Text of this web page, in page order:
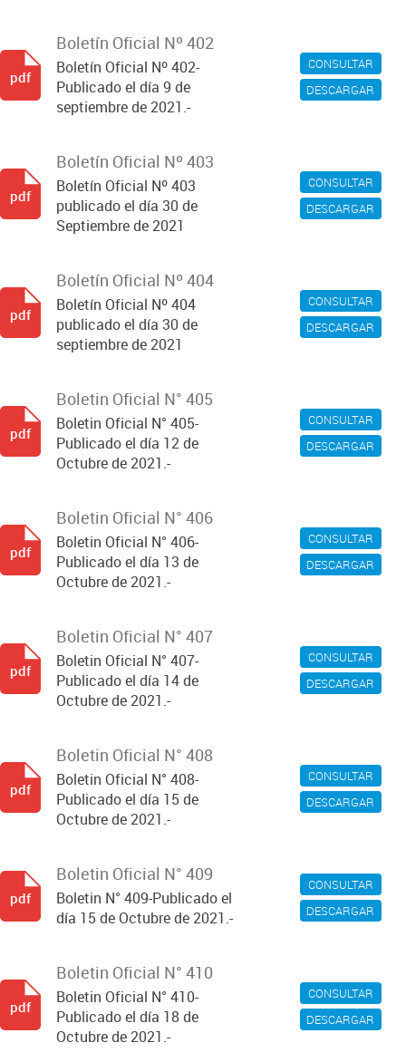
CONSULTAR
DESCARGAR
Boletín Oficial Nº 402
Boletín Oficial Nº 402-
Publicado el día 9 de
septiembre de 2021.-
pdf
CONSULTAR
DESCARGAR
Boletín Oficial Nº 403
Boletín Oficial Nº 403
publicado el día 30 de
Septiembre de 2021
pdf
CONSULTAR
DESCARGAR
Boletín Oficial Nº 404
Boletín Oficial Nº 404
publicado el día 30 de
septiembre de 2021
pdf
CONSULTAR
DESCARGAR
Boletin Oficial N° 405
Boletin Oficial N° 405-
Publicado el día 12 de
Octubre de 2021.-
pdf
CONSULTAR
DESCARGAR
Boletin Oficial N° 406
Boletin Oficial N° 406-
Publicado el día 13 de
Octubre de 2021.-
pdf
CONSULTAR
DESCARGAR
Boletin Oficial N° 407
Boletin Oficial N° 407-
Publicado el día 14 de
Octubre de 2021.-
pdf
CONSULTAR
DESCARGAR
Boletin Oficial N° 408
Boletin Oficial N° 408-
Publicado el día 15 de
Octubre de 2021.-
pdf
CONSULTAR
DESCARGAR
Boletin Oficial N° 409
Boletin N° 409-Publicado el
día 15 de Octubre de 2021.-
pdf
CONSULTAR
DESCARGAR
Boletin Oficial N° 410
Boletin Oficial N° 410-
Publicado el día 18 de
Octubre de 2021.-
pdf